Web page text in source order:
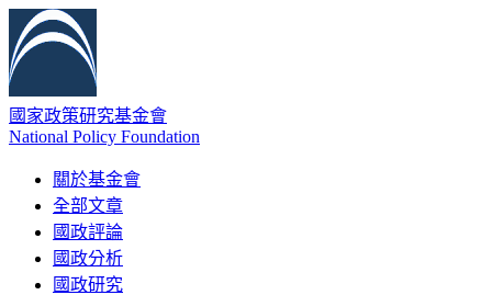
國家政策研究基金會
National Policy Foundation
關於基金會
全部文章
國政評論
國政分析
國政研究